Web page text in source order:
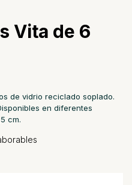
Vita de 6
de vidrio reciclado soplado.
en diferentes
cm.